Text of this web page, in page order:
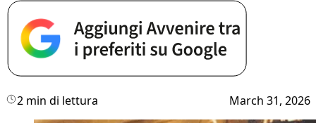
2 min di lettura March 31, 2026